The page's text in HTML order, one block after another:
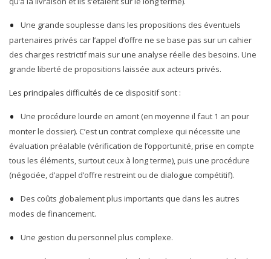
Une grande souplesse dans les propositions des éventuels
partenaires privés car l’appel d’offre ne se base pas sur un cahier
des charges restrictif mais sur une analyse réelle des besoins. Une
grande liberté de propositions laissée aux acteurs privés.
Les principales difficultés de ce dispositif sont :
Une procédure lourde en amont (en moyenne il faut 1 an pour
monter le dossier). C’est un contrat complexe qui nécessite une
évaluation préalable (vérification de l’opportunité, prise en compte
tous les éléments, surtout ceux à long terme), puis une procédure
(négociée, d’appel d’offre restreint ou de dialogue compétitif).
Des coûts globalement plus importants que dans les autres
modes de financement.
Une gestion du personnel plus complexe.